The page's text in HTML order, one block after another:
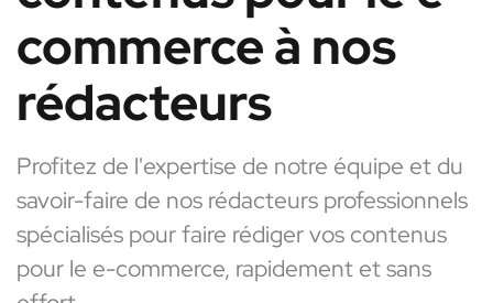
commerce à nos
rédacteurs
Profitez de l'expertise de notre équipe et du
savoir-faire de nos rédacteurs professionnels
spécialisés pour faire rédiger vos contenus
pour le e-commerce, rapidement et sans